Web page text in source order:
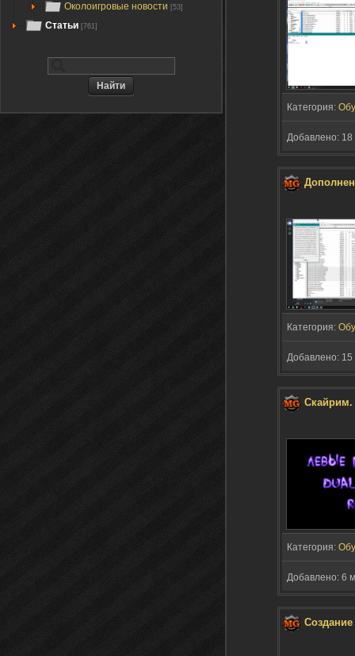
Околоигровые новости [53]
Статьи [761]
Категория:
Добавлено:
Категория:
Добавлено:
Скайрим.
Категория:
Добавлено: 6